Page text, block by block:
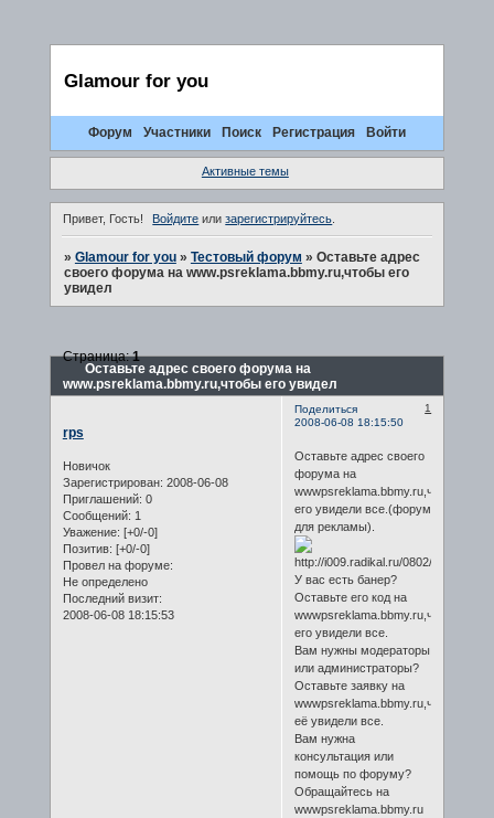
Glamour for you
Форум Участники Поиск Регистрация Войти
Активные темы
Привет, Гость! Войдите илизарегистрируйтесь.
» Glamour for you » Тестовый форум » Оставьте адрес
своего форума на www.psreklama.bbmy.ru,чтобы его
увидел
Оставьте адрес своего форума на
www.psreklama.bbmy.ru,чтобы его увидел
Страница:1
Поделиться
1
2008-06-08 18:15:50
rps
Новичок
Зарегистрирован: 2008-06-08
Приглашений: 0
Сообщений: 1
Уважение: [+0/-0]
Позитив: [+0/-0]
Провел на форуме:
Не определено
Последний визит:
2008-06-08 18:15:53
Оставьте адрес своего
форума на
wwwpsreklama.bbmy.ru,чтобы
его увидели все.(форум
для рекламы).
У вас есть банер?
Оставьте его код на
wwwpsreklama.bbmy.ru,чтобы
его увидели все.
Вам нужны модераторы
или администраторы?
Оставьте заявку на
wwwpsreklama.bbmy.ru,чтобы
её увидели все.
Вам нужна
консультация или
помощь по форуму?
Обращайтесь на
wwwpsreklama.bbmy.ru